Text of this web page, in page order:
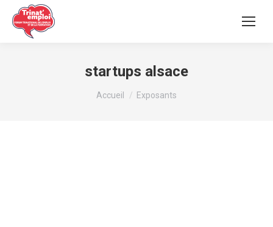
startups alsace
Vous êtes ici :
Accueil Exposants